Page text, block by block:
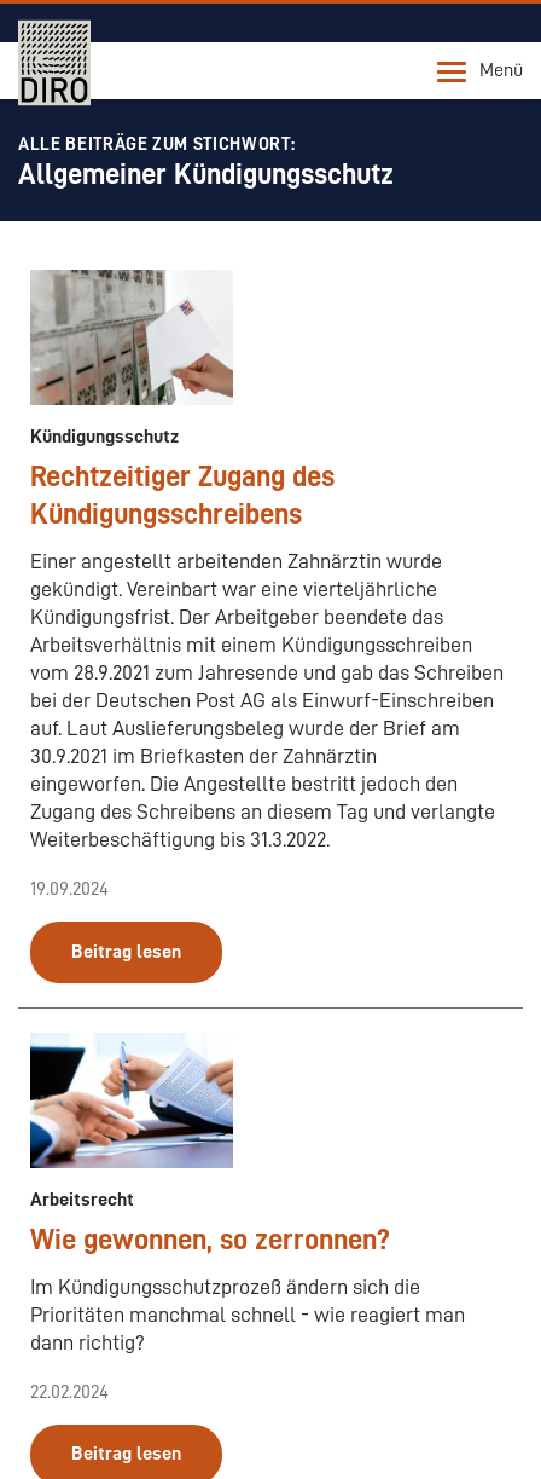
Menü
ALLE BEITRÄGE ZUM STICHWORT:
Allgemeiner Kündigungsschutz
Kündigungsschutz
Rechtzeitiger Zugang des
Kündigungsschreibens
Einer angestellt arbeitenden Zahnärztin wurde
gekündigt. Vereinbart war eine vierteljährliche
Kündigungsfrist. Der Arbeitgeber beendete das
Arbeitsverhältnis mit einem Kündigungsschreiben
vom 28.9.2021 zum Jahresende und gab das Schreiben
bei der Deutschen Post AG als Einwurf-Einschreiben
auf. Laut Auslieferungsbeleg wurde der Brief am
30.9.2021 im Briefkasten der Zahnärztin
eingeworfen. Die Angestellte bestritt jedoch den
Zugang des Schreibens an diesem Tag und verlangte
Weiterbeschäftigung bis 31.3.2022.
19.09.2024
Beitrag lesen
Arbeitsrecht
Wie gewonnen, so zerronnen?
Im Kündigungsschutzprozeß ändern sich die
Prioritäten manchmal schnell - wie reagiert man
dann richtig?
22.02.2024
Beitrag lesen